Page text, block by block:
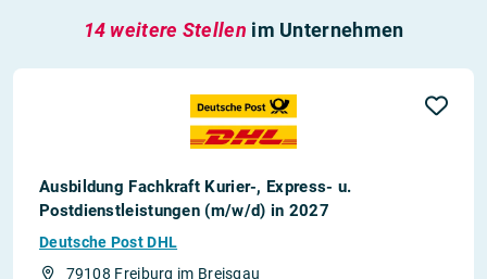
14 weitere Stellen im Unternehmen
Ausbildung Fachkraft Kurier-, Express- u.
Postdienstleistungen (m/w/d) in 2027
Deutsche Post DHL
79108 Freiburg im Breisgau